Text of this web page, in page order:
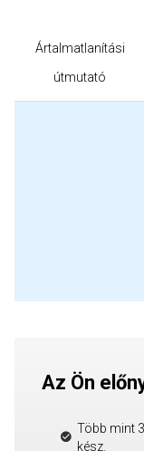
Ártalmatlanítási
útmutató
Az Ön
Több mint
kész.